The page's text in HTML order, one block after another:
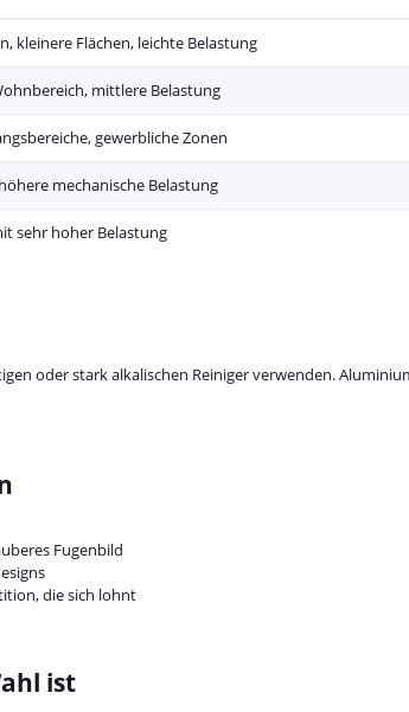
kleinere Flächen, leichte Belastung
mittlere Belastung
gewerbliche Zonen
mechanische Belastung
sehr hoher Belastung
oder stark alkalischen Reiniger verwenden.
Fugenbild
die sich lohnt
ist